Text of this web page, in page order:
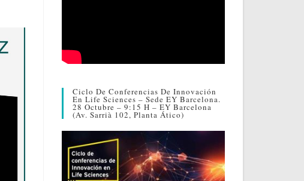
Ciclo De Conferencias De Innovación
En Life Sciences – Sede EY Barcelona.
28 Octubre – 9:15 H – EY Barcelona
(Av. Sarrià 102, Planta Ático)